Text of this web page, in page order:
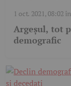
1 oct. 2021, 08:02 în
Argeșul, tot
demografic